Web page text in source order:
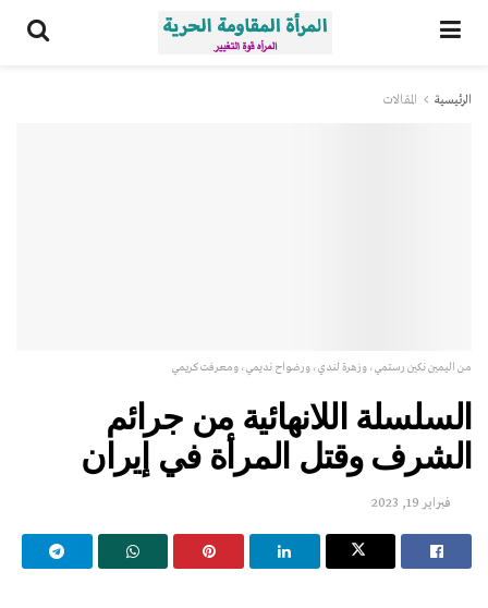
الرئيسية المقالات
من اليمين نكين رستمي، وزهرة لندي، ورضواح نديمي، ومعرفت كريمي
السلسلة اللانهائية من جرائم
الشرف وقتل المرأة في إيران
فبراير 19, 2023